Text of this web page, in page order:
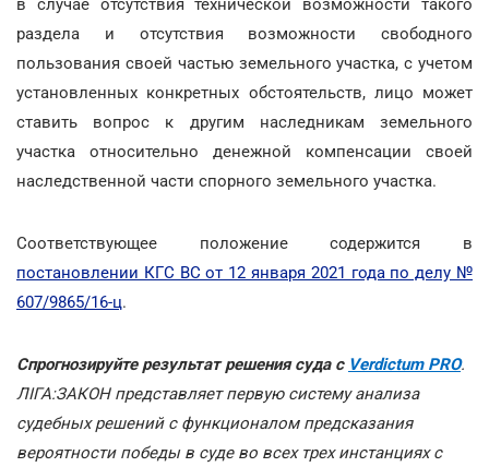
в случае отсутствия технической возможности такого
раздела и отсутствия возможности свободного
пользования своей частью земельного участка, с учетом
установленных конкретных обстоятельств, лицо может
ставить вопрос к другим наследникам земельного
участка относительно денежной компенсации своей
наследственной части спорного земельного участка.
Соответствующее положение содержится в
постановлении КГС ВС от 12 января 2021 года по делу №
607/9865/16-ц.
Спрогнозируйте результат решения суда с Verdictum PRO.
ЛІГА:ЗАКОН представляет первую систему анализа
судебных решений с функционалом предсказания
вероятности победы в суде во всех трех инстанциях с